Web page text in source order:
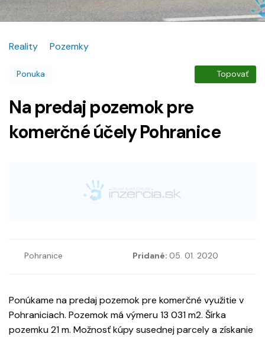
Reality Pozemky
Ponuka Topovať
Na predaj pozemok pre
komerčné účely Pohranice
Pohranice Pridané: 05. 01. 2020
Ponúkame na predaj pozemok pre komerčné využitie v
Pohraniciach. Pozemok má výmeru 13 031 m2. Šírka
pozemku 21 m. Možnosť kúpy susednej parcely a získanie